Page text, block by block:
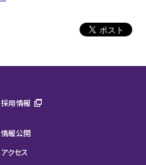
採用情報
情報公開
アクセス